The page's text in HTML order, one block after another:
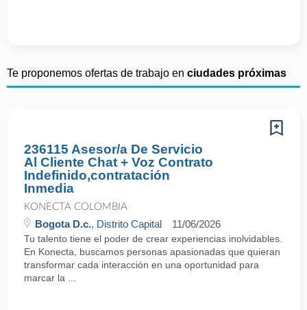
Te proponemos ofertas de trabajo en ciudades próximas
236115 Asesor/a De Servicio
Al Cliente Chat + Voz Contrato
Indefinido,contratación
Inmedia
KONECTA COLOMBIA
Bogota D.c., Distrito Capital 11/06/2026
Tu talento tiene el poder de crear experiencias inolvidables.
En Konecta, buscamos personas apasionadas que quieran
transformar cada interacción en una oportunidad para
marcar la ...